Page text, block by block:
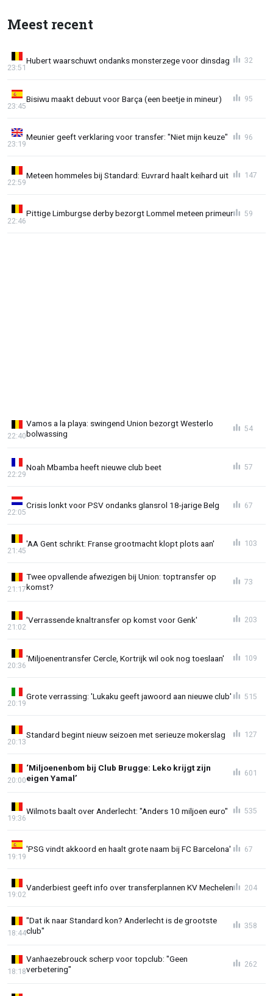
Meest recent
Hubert waarschuwt ondanks monsterzege voor dinsdag
23:51
32
Bisiwu maakt debuut voor Barça (een beetje in mineur)
23:45
95
Meunier geeft verklaring voor transfer: "Niet mijn keuze"
23:19
96
Meteen hommeles bij Standard: Euvrard haalt keihard uit
22:59
147
Pittige Limburgse derby bezorgt Lommel meteen primeur
22:46
59
Vamos a la playa: swingend Union bezorgt Westerlo
bolwassing
22:40
54
Noah Mbamba heeft nieuwe club beet
22:29
57
Crisis lonkt voor PSV ondanks glansrol 18-jarige Belg
22:05
67
'AA Gent schrikt: Franse grootmacht klopt plots aan'
21:45
103
Twee opvallende afwezigen bij Union: toptransfer op
komst?
21:17
73
'Verrassende knaltransfer op komst voor Genk'
21:02
203
'Miljoenentransfer Cercle, Kortrijk wil ook nog toeslaan'
20:36
109
Grote verrassing: 'Lukaku geeft jawoord aan nieuwe club'
20:19
515
Standard begint nieuw seizoen met serieuze mokerslag
20:13
127
‘Miljoenenbom bij Club Brugge: Leko krijgt zijn
eigen Yamal’
20:00
601
Wilmots baalt over Anderlecht: "Anders 10 miljoen euro"
19:36
535
'PSG vindt akkoord en haalt grote naam bij FC Barcelona'
19:19
67
Vanderbiest geeft info over transferplannen KV Mechelen
19:02
204
"Dat ik naar Standard kon? Anderlecht is de grootste
club"
18:44
358
Vanhaezebrouck scherp voor topclub: "Geen
verbetering"
18:18
262